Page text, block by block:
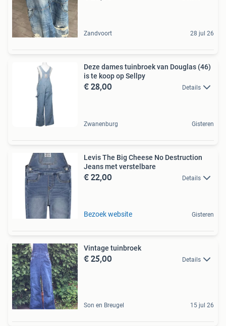
Zandvoort 28 jul 26
Deze dames tuinbroek van Douglas (46)
is te koop op Sellpy
€ 28,00 Details
Zwanenburg Gisteren
Levis The Big Cheese No Destruction
Jeans met verstelbare
€ 22,00 Details
Bezoek website Gisteren
Vintage tuinbroek
€ 25,00 Details
Son en Breugel 15 jul 26